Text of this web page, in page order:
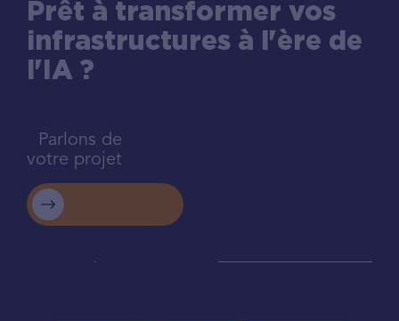
Prêt à transformer vos
infrastructures à l'ère de
l'IA ?
Parlons de
votre projet